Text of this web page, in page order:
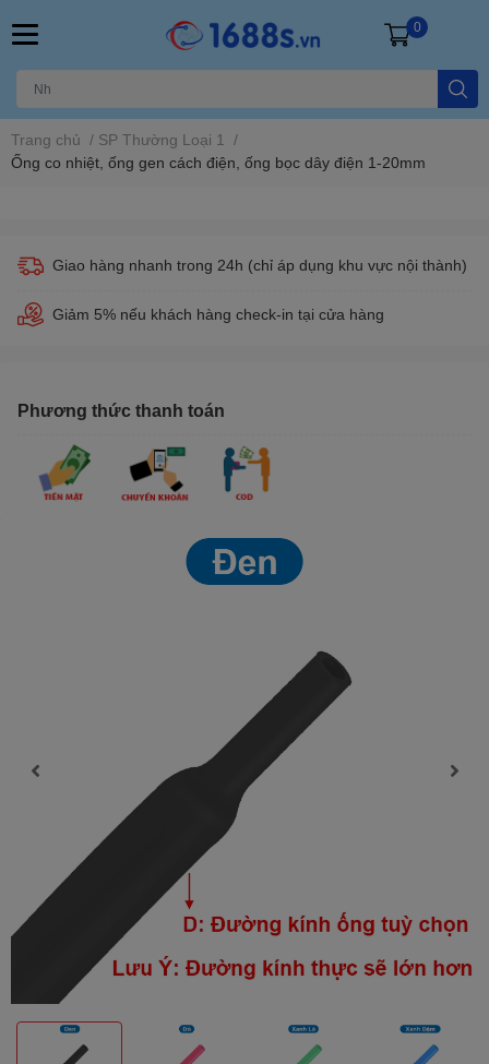
0
Trang chủ / SP Thường Loại 1
/
Ống co nhiệt, ống gen cách điện, ống bọc dây điện 1-20mm
Giao hàng nhanh trong 24h (chỉ áp dụng khu vực nội thành)
Giảm 5% nếu khách hàng check-in tại cửa hàng
Phương thức thanh toán